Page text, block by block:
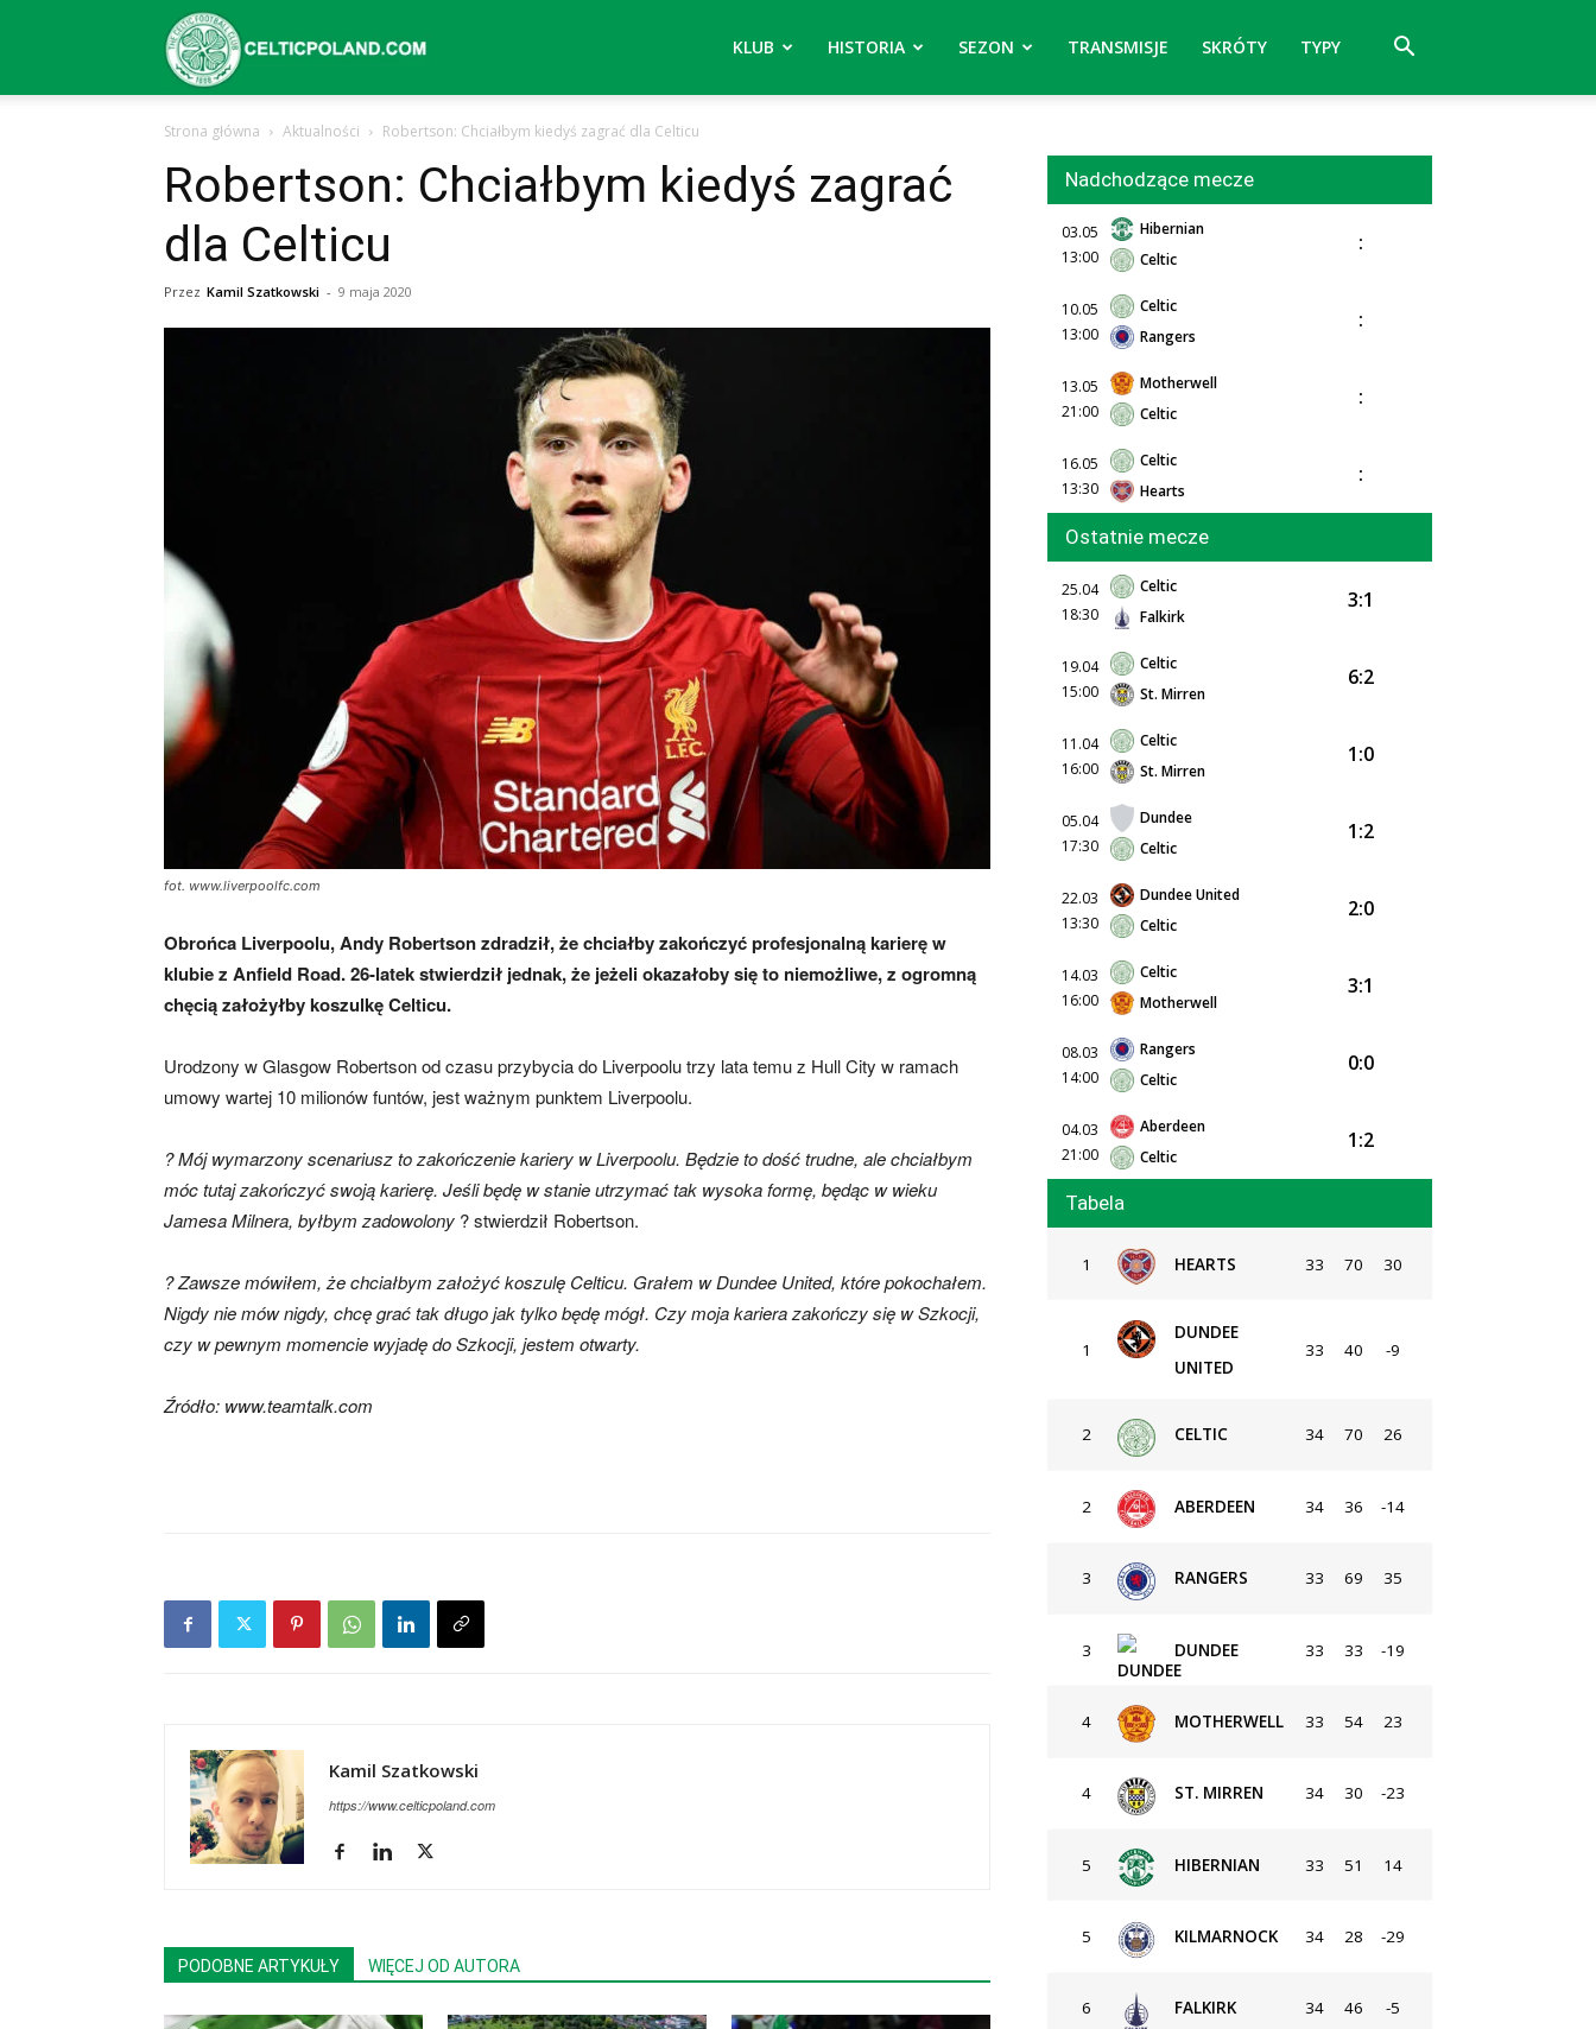
Glasgow
aktualności
skład)
KLUB HISTORIA SEZON TRANSMISJE SKRÓTY TYPY
Strona główna Aktualności Robertson: Chciałbym kiedyś zagrać dla Celticu
Robertson: Chciałbym kiedyś zagrać
dla Celticu
Przez Kamil Szatkowski - 9 maja 2020
fot. www.liverpoolfc.com
Obrońca Liverpoolu, Andy Robertson zdradził, że chciałby zakończyć profesjonalną karierę w
klubie z Anfield Road. 26-latek stwierdził jednak, że jeżeli okazałoby się to niemożliwe, z ogromną
chęcią założyłby koszulkę Celticu.
Urodzony w Glasgow Robertson od czasu przybycia do Liverpoolu trzy lata temu z Hull City w ramach
umowy wartej 10 milionów funtów, jest ważnym punktem Liverpoolu.
? Mój wymarzony scenariusz to zakończenie kariery w Liverpoolu. Będzie to dość trudne, ale chciałbym
móc tutaj zakończyć swoją karierę. Jeśli będę w stanie utrzymać tak wysoka formę, będąc w wieku
Jamesa Milnera, byłbym zadowolony ? stwierdził Robertson.
? Zawsze mówiłem, że chciałbym założyć koszulę Celticu. Grałem w Dundee United, które pokochałem.
Nigdy nie mów nigdy, chcę grać tak długo jak tylko będę mógł. Czy moja kariera zakończy się w Szkocji,
czy w pewnym momencie wyjadę do Szkocji, jestem otwarty.
Źródło: www.teamtalk.com
Kamil Szatkowski
https://www.celticpoland.com
PODOBNE ARTYKUŁY WIĘCEJ OD AUTORA
Nadchodzące mecze
03.05
13:00
Hibernian
Celtic
:
10.05
13:00
Celtic
Rangers
:
13.05
21:00
Motherwell
Celtic
:
16.05
13:30
Celtic
Hearts
:
Ostatnie mecze
25.04
18:30
Celtic
Falkirk
3:1
19.04
15:00
Celtic
St. Mirren
6:2
11.04
16:00
Celtic
St. Mirren
1:0
05.04
17:30
Dundee
Celtic
1:2
22.03
13:30
Dundee United
Celtic
2:0
14.03
16:00
Celtic
Motherwell
3:1
08.03
14:00
Rangers
Celtic
0:0
04.03
21:00
Aberdeen
Celtic
1:2
Tabela
1 HEARTS 33 70 30
1
DUNDEE
UNITED
33 40 -9
2 CELTIC 34 70 26
2 ABERDEEN 34 36 -14
3 RANGERS 33 69 35
3 DUNDEE 33 33 -19
4 MOTHERWELL 33 54 23
4 ST. MIRREN 34 30 -23
5 HIBERNIAN 33 51 14
5 KILMARNOCK 34 28 -29
6 FALKIRK 34 46 -5